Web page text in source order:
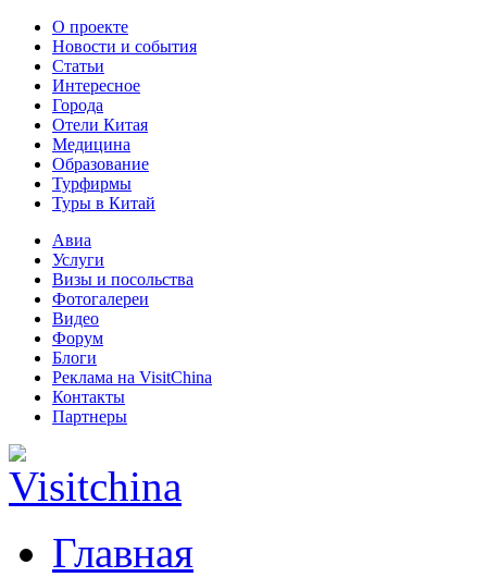
О проекте
Новости и события
Статьи
Интересное
Города
Отели Китая
Медицина
Образование
Турфирмы
Туры в Китай
Авиа
Услуги
Визы и посольства
Фотогалереи
Видео
Форум
Блоги
Реклама на VisitChina
Контакты
Партнеры
Главная